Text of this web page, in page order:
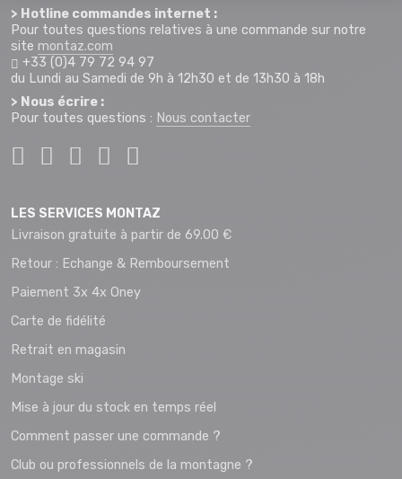
> Hotline commandes internet :
Pour toutes questions relatives à une commande sur notre
site montaz.com
+33 (0)4 79 72 94 97
du Lundi au Samedi de 9h à 12h30 et de 13h30 à 18h
> Nous écrire :
Pour toutes questions : Nous contacter
LES SERVICES MONTAZ
Livraison gratuite à partir de 69.00 €
Retour : Echange & Remboursement
Paiement 3x 4x Oney
Carte de fidélité
Retrait en magasin
Montage ski
Mise à jour du stock en temps réel
Comment passer une commande ?
Club ou professionnels de la montagne ?